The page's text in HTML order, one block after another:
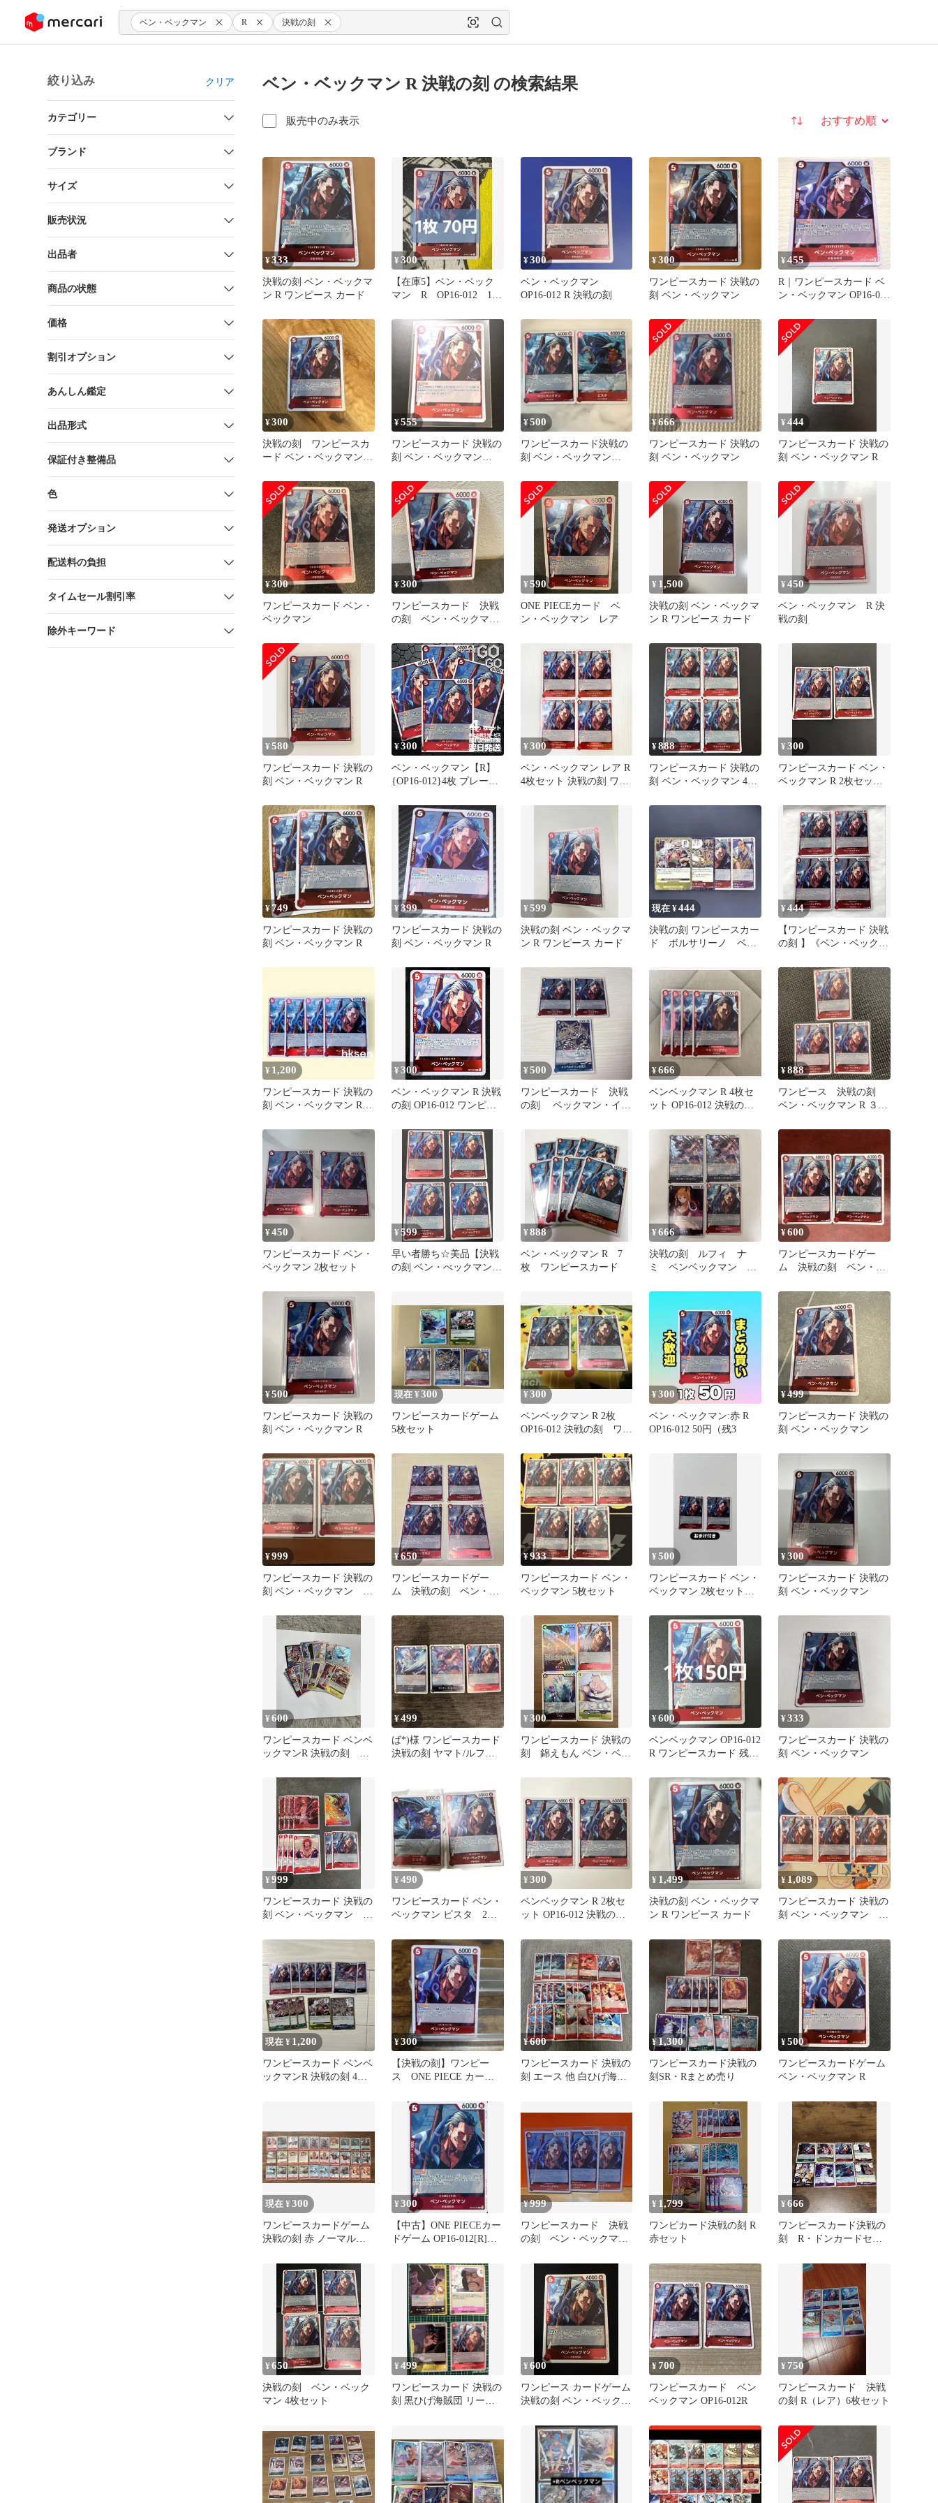
ツにスキップ ベン・ベックマン R 決戦の刻
絞り込み クリア
カテゴリー
ブランド
サイズ
販売状況
出品者
商品の状態
価格
割引オプション
あんしん鑑定
出品形式
保証付き整備品
色
発送オプション
配送料の負担
タイムセール割引率
除外キーワード
ベン・ベックマン R 決戦の刻 の検索結果
販売中のみ表示 並び替え
¥333
決戦の刻 ベン・ベックマ
ン R ワンピース カード
¥300
【在庫5】ベン・ベック
マン R OP16-012 1枚
¥300
ベン・ベックマン
OP16-012 R 決戦の刻
¥300
ワンピースカード 決戦の
刻 ベン・ベックマン
¥455
R｜ワンピースカード ベ
ン・ベックマン OP16-012
¥300
決戦の刻 ワンピースカ
ード ベン・ベックマン
¥555
ワンピースカード 決戦の
刻 ベン・ベックマン
¥500
ワンピースカード決戦の
刻 ベン・ベックマン
¥666
ワンピースカード 決戦の
刻 ベン・ベックマン
¥444
ワンピースカード 決戦の
刻 ベン・ベックマン R
¥300
ワンピースカード ベン・
ベックマン
¥300
ワンピースカード 決戦
の刻 ベン・ベックマン
¥590
ONE PIECEカード ベ
ン・ベックマン レア
¥ 1,500
決戦の刻 ベン・ベックマ
ン R ワンピース カード
¥450
ベン・ベックマン R 決
戦の刻
¥580
ワンピースカード 決戦の
刻 ベン・ベックマン R
¥300
ベン・ベックマン【R】
{OP16-012}4枚 プレー用
¥300
ベン・ベックマン レア R
4枚セット 決戦の刻 ワン
¥888
ワンピースカード 決戦の
刻 ベン・ベックマン 4枚
¥300
ワンピースカード ベン・
ベックマン R 2枚セット
¥749
ワンピースカード 決戦の
刻 ベン・ベックマン R
¥399
ワンピースカード 決戦の
刻 ベン・ベックマン R
¥599
決戦の刻 ベン・ベックマ
ン R ワンピース カード
現在 ¥444
決戦の刻 ワンピースカー
ド ボルサリーノ ベン•
¥444
【ワンピースカード 決戦
の刻 】《ベン・ベックマ
¥ 1,200
ワンピースカード 決戦の
刻 ベン・ベックマン R 4
¥300
ベン・ベックマン R 決戦
の刻 OP16-012 ワンピー
¥500
ワンピースカード 決戦
の刻 ベックマン・イン
ト
¥666
ベンベックマン R 4枚セ
ット OP16-012 決戦の
¥888
ワンピース 決戦の刻
ベン・ベックマン R ３枚
¥450
ワンピースカード ベン・
ベックマン 2枚セット
¥599
早い者勝ち☆美品【決戦
の刻 ベン・べックマン
¥888
ベン・ベックマン R 7
枚 ワンピースカード
¥666
決戦の刻 ルフィ ナ
ミ ベンベックマン R
¥600
ワンピースカードゲー
ム 決戦の刻 ベン・ベ
枚
¥500
ワンピースカード 決戦の
刻 ベン・ベックマン R
現在 ¥300
ワンピースカードゲーム
5枚セット
¥300
ベンベックマン R 2枚
OP16-012 決戦の刻 ワン
¥300
ベン・ベックマン:赤 R
OP16-012 50円（残3
¥499
ワンピースカード 決戦の
刻 ベン・ベックマン
¥999
ワンピースカード 決戦の
刻 ベン・ベックマン 2
¥650
ワンピースカードゲー
ム 決戦の刻 ベン・ベ
012
¥933
ワンピースカード ベン・
ベックマン 5枚セット
¥500
ワンピースカード ベン・
ベックマン 2枚セット
¥300
ワンピースカード 決戦の
刻 ベン・ベックマン
¥600
ワンピースカード ベンベ
ックマンR 決戦の刻 ハ
¥499
ば*)様 ワンピースカード
決戦の刻 ヤマト/ルフィ/
¥300
ワンピースカード 決戦の
刻 錦えもん ベン・ベッ
コ・ショット
¥600
ベンベックマン OP16-012
R ワンピースカード 残り
¥333
ワンピースカード 決戦の
刻 ベン・ベックマン
¥999
ワンピースカード 決戦の
刻 ベン・ベックマン シ
ット
¥ 490
ワンピースカード ベン・
ベックマン ビスタ 2枚
¥300
ベンベックマン R 2枚セ
ット OP16-012 決戦の
¥ 1,499
決戦の刻 ベン・ベックマ
ン R ワンピース カード
¥1,089
ワンピースカード 決戦の
刻 ベン・ベックマン 3
現在 ¥ 1,200
ワンピースカード ベンベ
ックマンR 決戦の刻 4
¥300
【決戦の刻】ワンピー
ス ONE PIECE カー
¥600
ワンピースカード 決戦の
刻 エース 他 白ひげ海賊
¥1,300
ワンピースカード決戦の
刻SR・Rまとめ売り
¥500
ワンピースカードゲーム
ベン・ベックマン R
現在 ¥300
ワンピースカードゲーム
決戦の刻 赤 ノーマルカ
¥300
【中古】ONE PIECEカー
ドゲーム OP16-012[R]：
¥999
ワンピースカード 決戦
の刻 ベン・ベックマ
ット
¥ 1,799
ワンピカード決戦の刻 R
赤セット
¥666
ワンピースカード決戦の
刻 R・ドンカードセッ
¥650
決戦の刻 ベン・ベック
マン 4枚セット
¥499
ワンピースカード 決戦の
刻 黒ひげ海賊団 リーダ
¥600
ワンピース カードゲーム
決戦の刻 ベン・ベックマ
¥700
ワンピースカード ベン
ベックマン OP16-012R
¥ 750
ワンピースカード 決戦
の刻 R（レア）6枚セット